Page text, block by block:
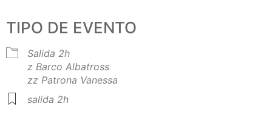
TIPO DE EVENTO
Salida 2h
z Barco Albatross
zz Patrona Vanessa
salida 2h